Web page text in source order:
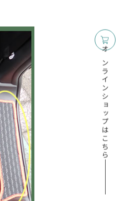
オンラインショップはこちら